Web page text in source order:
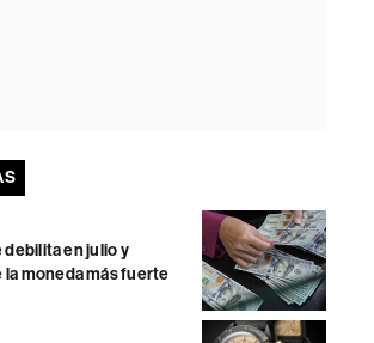
debilita en julio y
moneda más fuerte